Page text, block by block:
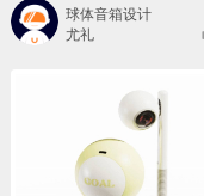
球体音箱设计
尤礼